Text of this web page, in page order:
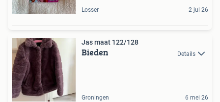
Losser 2 jul 26
Jas maat 122/128
Bieden Details
Groningen 6 mei 26